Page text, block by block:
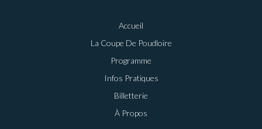
Accueil
La Coupe De Poudloire
Programme
Infos Pratiques
Billetterie
À Propos